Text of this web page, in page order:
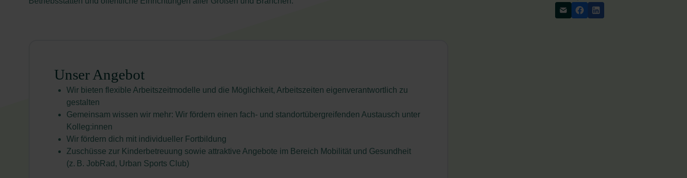
Unser Angebot
Wir bieten flexible Arbeitszeitmodelle und die Möglichkeit, Arbeitszeiten eigenverantwortlich zu
gestalten
Gemeinsam wissen wir mehr: Wir fördern einen fach- und standortübergreifenden Austausch unter
Kolleg:innen
Wir fördern dich mit individueller Fortbildung
Zuschüsse zur Kinderbetreuung sowie attraktive Angebote im Bereich Mobilität und Gesundheit
(z. B. JobRad, Urban Sports Club)